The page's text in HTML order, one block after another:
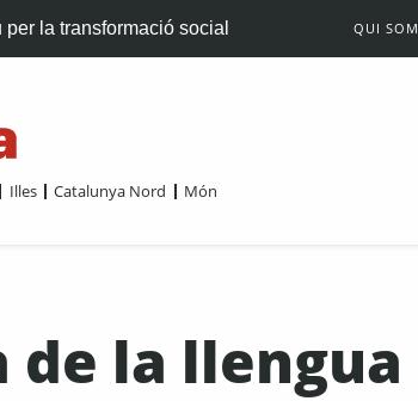
la transformació social QUI SOM
Illes Catalunya Nord Món
de la llengua